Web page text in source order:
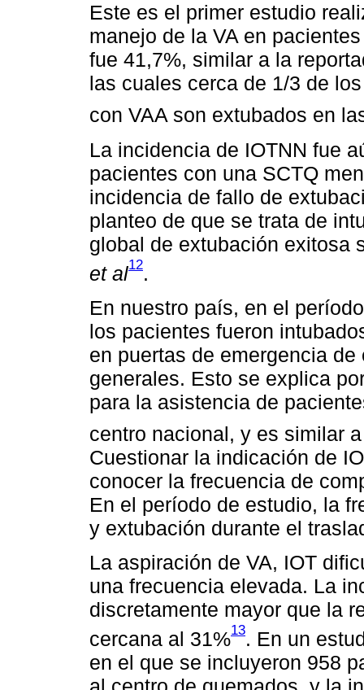
Este es el primer estudio
manejo de la VA en
fue 41,7%, similar a la
las cuales cerca de 1/3 de
con VAA son extubados en
La incidencia de IOTNN fue
pacientes con una SCTQ
incidencia de fallo de
planteo de que se trata de
global de extubación exitosa
et al12.
En nuestro país, en el
los pacientes fueron
en puertas de emergencia
generales. Esto se explica
para la asistencia de
centro nacional, y es similar
Cuestionar la indicación de
conocer la frecuencia de
En el período de estudio, la
y extubación durante el
La aspiración de VA, IOT
una frecuencia elevada. La
discretamente mayor que la
cercana al 31%13. En un
en el que se incluyeron 958